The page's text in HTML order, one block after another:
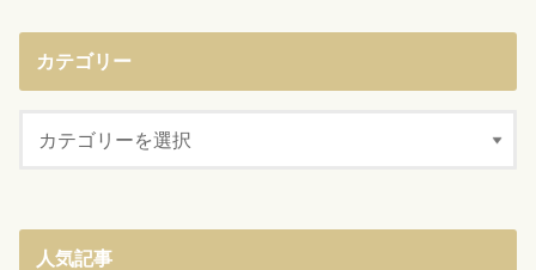
カテゴリー
人気記事